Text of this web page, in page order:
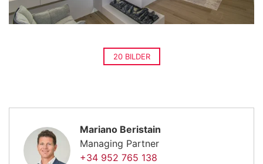
20 BILDER
Mariano Beristain
Managing Partner
+34 952 765 138